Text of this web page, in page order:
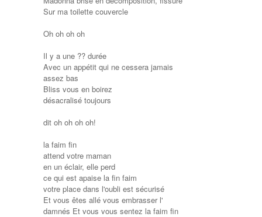
Sur ma toilette couvercle
Oh oh oh oh
Il y a une ?? durée
Avec un appétit qui ne cessera jamais
assez bas
Bliss vous en boirez
désacralisé toujours
dit oh oh oh oh!
la faim fin
attend votre maman
en un éclair, elle perd
ce qui est apaise la fin faim
votre place dans l'oubli est sécurisé
Et vous êtes allé vous embrasser l'
damnés Et vous vous sentez la faim fin